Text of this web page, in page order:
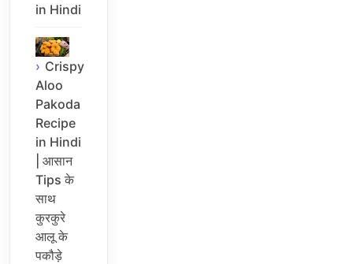
in Hindi
Crispy
Aloo
Pakoda
Recipe
in Hindi
| आसान
Tips के
साथ
कुरकुरे
आलू के
पकौड़े